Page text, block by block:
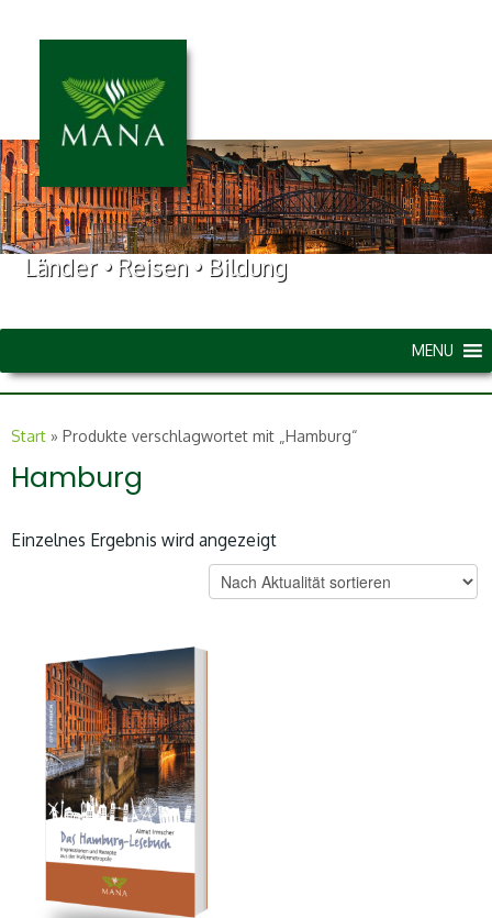
Länder • Reisen • Bildung
MENU
Start » Produkte verschlagwortet mit „Hamburg“
Hamburg
Einzelnes Ergebnis wird angezeigt